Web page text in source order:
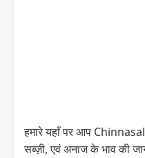
हमारे यहाँ पर आप
सब्ज़ी, एवं अनाज के भाव की